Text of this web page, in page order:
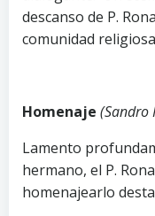
descanso de P.
comunidad
Homenaje (Sandro
Lamento
hermano, el P.
homenajearlo